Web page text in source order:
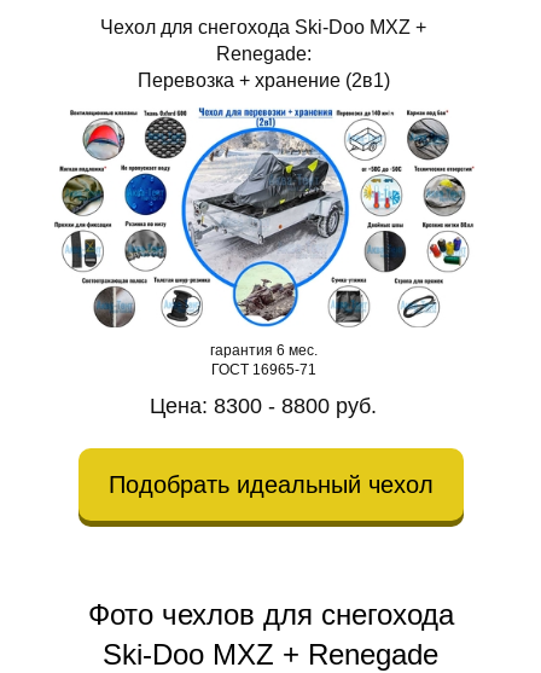
Чехол для снегохода Ski-Doo MXZ +
Renegade:
Перевозка + хранение (2в1)
гарантия 6 мес.
ГОСТ 16965-71
Цена: 8300 - 8800 руб.
Подобрать идеальный чехол
Фото чехлов для снегохода
Ski-Doo MXZ + Renegade